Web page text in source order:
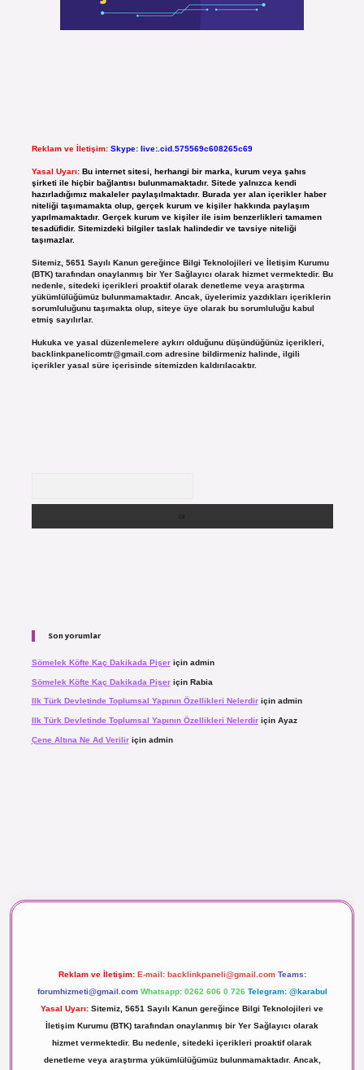
Reklam ve İletişim: Skype: live:.cid.575569c608265c69
Yasal Uyarı: Bu internet sitesi, herhangi bir marka, kurum veya şahıs
şirketi ile hiçbir bağlantısı bulunmamaktadır. Sitede yalnızca kendi
hazırladığımız makaleler paylaşılmaktadır. Burada yer alan içerikler haber
niteliği taşımamakta olup, gerçek kurum ve kişiler hakkında paylaşım
yapılmamaktadır. Gerçek kurum ve kişiler ile isim benzerlikleri tamamen
tesadüfidir. Sitemizdeki bilgiler taslak halindedir ve tavsiye niteliği
taşımazlar.
Sitemiz, 5651 Sayılı Kanun gereğince Bilgi Teknolojileri ve İletişim Kurumu
(BTK) tarafından onaylanmış bir Yer Sağlayıcı olarak hizmet vermektedir. Bu
nedenle, sitedeki içerikleri proaktif olarak denetleme veya araştırma
yükümlülüğümüz bulunmamaktadır. Ancak, üyelerimiz yazdıkları içeriklerin
sorumluluğunu taşımakta olup, siteye üye olarak bu sorumluluğu kabul
etmiş sayılırlar.
Hukuka ve yasal düzenlemelere aykırı olduğunu düşündüğünüz içerikleri,
backlinkpanelicomtr@gmail.comadresine bildirmeniz halinde, ilgili
içerikler yasal süre içerisinde sitemizden kaldırılacaktır.
Son yorumlar
Sömelek Köfte Kaç Dakikada Pişeriçin admin
Sömelek Köfte Kaç Dakikada Pişeriçin Rabia
Ilk Türk Devletinde Toplumsal Yapının Özellikleri Nelerdiriçin admin
Ilk Türk Devletinde Toplumsal Yapının Özellikleri Nelerdiriçin Ayaz
Çene Altına Ne Ad Veriliriçin admin
Reklam ve İletişim: E-mail: backlinkpaneli@gmail.com Teams:
forumhizmeti@gmail.com Whatsapp: 0262 606 0 726 Telegram: @karabul
Yasal Uyarı: Sitemiz, 5651 Sayılı Kanun gereğince Bilgi Teknolojileri ve
İletişim Kurumu (BTK) tarafından onaylanmış bir Yer Sağlayıcı olarak
hizmet vermektedir. Bu nedenle, sitedeki içerikleri proaktif olarak
denetleme veya araştırma yükümlülüğümüz bulunmamaktadır. Ancak,